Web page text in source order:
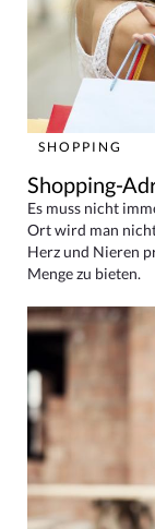
SHOPPING
Shopping-
Es muss nicht
Ort wird man
Herz und Nieren
Menge zu bieten.